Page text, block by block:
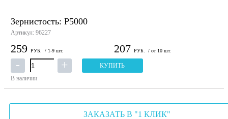
Зернистость: P5000
Артикул: 96227
259 РУБ. / 1-9 шт. 207 РУБ. / от 10 шт.
КУПИТЬ
В наличии
ЗАКАЗАТЬ В "1 КЛИК"